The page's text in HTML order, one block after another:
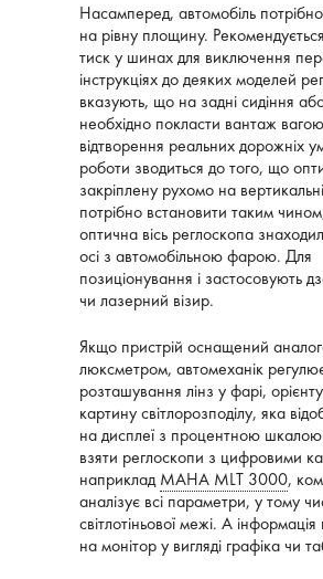
Насамперед, автомобіль
на рівну площину.
тиск у шинах для виключення
інструкціях до деяких моделей
вказують, що на задні сидіння
необхідно покласти вантаж
відтворення реальних дорожніх
роботи зводиться до того, що
закріплену рухомо на
потрібно встановити таким
оптична вісь реглоскопа
осі з автомобільною фарою. Для
позиціонування і застосовують
чи лазерний візир.
Якщо пристрій оснащений
люксметром, автомеханік
розташування лінз у фарі,
картину світлорозподілу, яка
на дисплеї з процентною
взяти реглоскопи з цифровими
наприкладMAHA MLT 3000,
аналізує всі параметри, у тому
світлотіньової межі. А інформація
на монітор у вигляді графіка чи